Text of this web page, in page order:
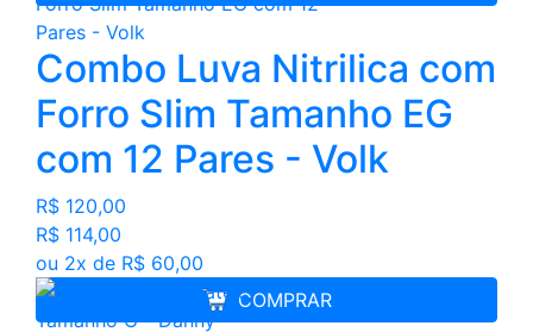
Combo Luva Nitrilica com
Forro Slim Tamanho EG
com 12 Pares - Volk
R$ 120,00
R$ 114,00
ou 2x de R$ 60,00
COMPRAR